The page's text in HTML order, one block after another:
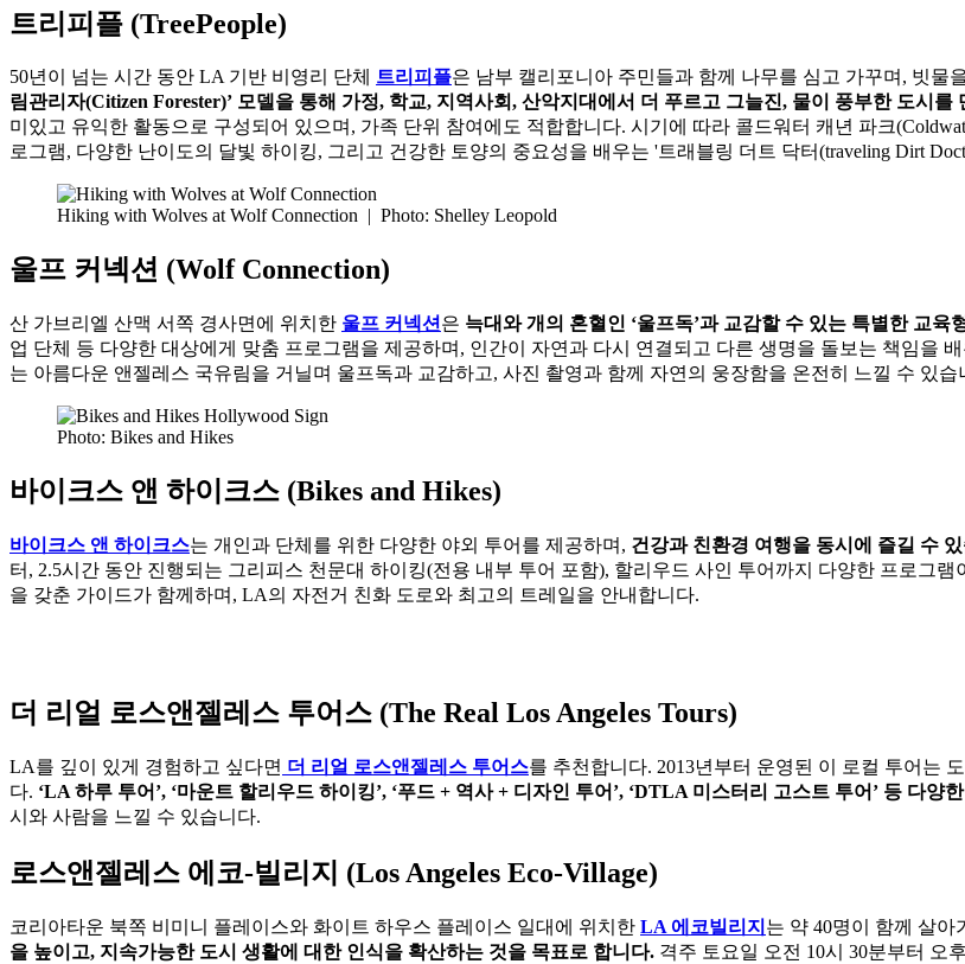
트리피플 (TreePeople)
50년이 넘는 시간 동안 LA 기반 비영리 단체 트리피플은 남부 캘리포니아 주민들과 함께 나무를 심고 가꾸며, 빗
림관리자(Citizen Forester)’ 모델을 통해 가정, 학교, 지역사회, 산악지대에서 더 푸르고 그늘진, 물이 풍부한 도시를
미있고 유익한 활동으로 구성되어 있으며, 가족 단위 참여에도 적합합니다. 시기에 따라 콜드워터 캐년 파크
로그램, 다양한 난이도의 달빛 하이킹, 그리고 건강한 토양의 중요성을 배우는 '트래블링 더트 닥터(traveling Dirt
Hiking with Wolves at Wolf Connection | Photo: Shelley Leopold
울프 커넥션 (Wolf Connection)
산 가브리엘 산맥 서쪽 경사면에 위치한 울프 커넥션 은 늑대와 개의 혼혈인 ‘울프독’과 교감할 수 있는 특별한 교
업 단체 등 다양한 대상에게 맞춤 프로그램을 제공하며, 인간이 자연과 다시 연결되고 다른 생명을 돌보는 책임을 배
는 아름다운 앤젤레스 국유림을 거닐며 울프독과 교감하고, 사진 촬영과 함께 자연의 웅장함을 온전히 느낄 수 있습
Photo: Bikes and Hikes
바이크스 앤 하이크스 (Bikes and Hikes)
바이크스 앤 하이크스는 개인과 단체를 위한 다양한 야외 투어를 제공하며, 건강과 친환경 여행을 동시에 즐길 수
터, 2.5시간 동안 진행되는 그리피스 천문대 하이킹(전용 내부 투어 포함), 할리우드 사인 투어까지 다양한 프로그
을 갖춘 가이드가 함께하며, LA의 자전거 친화 도로와 최고의 트레일을 안내합니다.
더 리얼 로스앤젤레스 투어스 (The Real Los Angeles Tours)
LA를 깊이 있게 경험하고 싶다면 더 리얼 로스앤젤레스 투어스를 추천합니다. 2013년부터 운영된 이 로컬 투어는
다. ‘LA 하루 투어’, ‘마운트 할리우드 하이킹’, ‘푸드 + 역사 + 디자인 투어’, ‘DTLA 미스터리 고스트 투어’ 등 다양
시와 사람을 느낄 수 있습니다.
로스앤젤레스 에코-빌리지 (Los Angeles Eco-Village)
코리아타운 북쪽 비미니 플레이스와 화이트 하우스 플레이스 일대에 위치한 LA 에코빌리지 는 약 40명이 함께 살아
을 높이고, 지속가능한 도시 생활에 대한 인식을 확산하는 것을 목표로 합니다. 격주 토요일 오전 10시 30분부터 오